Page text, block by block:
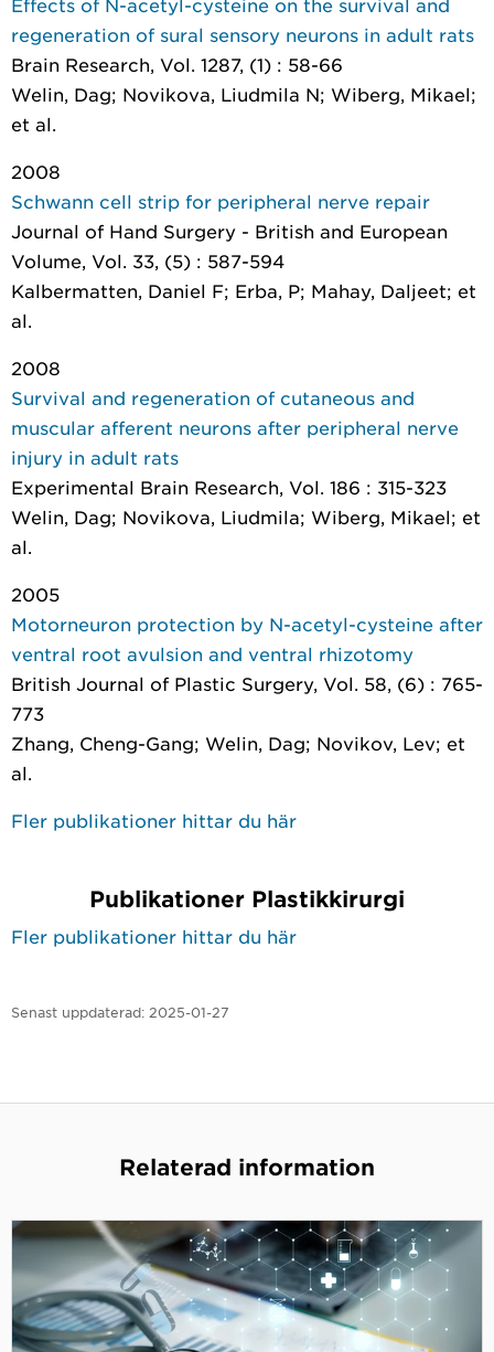
Effects of N-acetyl-cysteine on the survival and
regeneration of sural sensory neurons in adult rats
Brain Research, Vol. 1287, (1) : 58-66
Welin, Dag; Novikova, Liudmila N; Wiberg, Mikael;
et al.
2008
Schwann cell strip for peripheral nerve repair
Journal of Hand Surgery - British and European
Volume, Vol. 33, (5) : 587-594
Kalbermatten, Daniel F; Erba, P; Mahay, Daljeet; et
al.
2008
Survival and regeneration of cutaneous and
muscular afferent neurons after peripheral nerve
injury in adult rats
Experimental Brain Research, Vol. 186 : 315-323
Welin, Dag; Novikova, Liudmila; Wiberg, Mikael; et
al.
2005
Motorneuron protection by N-acetyl-cysteine after
ventral root avulsion and ventral rhizotomy
British Journal of Plastic Surgery, Vol. 58, (6) : 765-
773
Zhang, Cheng-Gang; Welin, Dag; Novikov, Lev; et
al.
Fler publikationer hittar du här
Publikationer Plastikkirurgi
Fler publikationer hittar du här
Senast uppdaterad: 2025-01-27
Relaterad information